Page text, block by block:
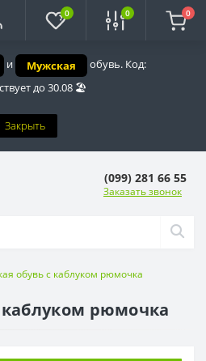
и Мужская
обувь. Код:
до 30.08 🏖️
Закрыть
0 0 0
(099) 281 66 55
Заказать звонок
обувь с каблуком рюмочка
рюмочка